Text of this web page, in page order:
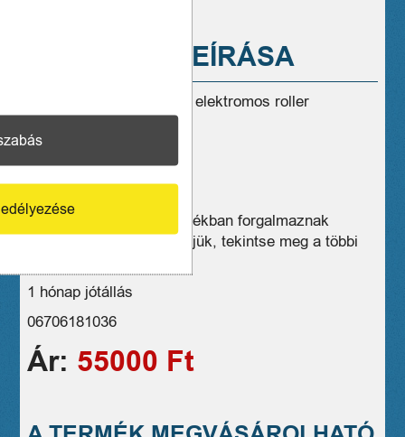
A TERMÉK LEÍRÁSA
Eladó használt KQi1 pro elektromos roller
20 km/h
10 km hatótáv
100 kg teherbírás
Üzleteink széles választékban forgalmaznak
hasonló eszközöket, kérjük, tekintse meg a többi
1 hónap jótállás
06706181036
Ár: 55000 Ft